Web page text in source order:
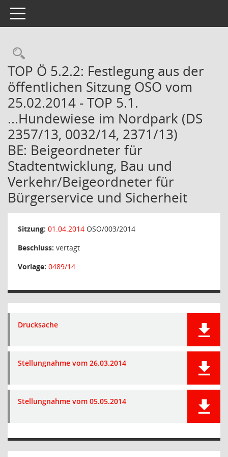
Toggle navigation
Rechercheauswahl
TOP Ö 5.2.2: Festlegung aus der
öffentlichen Sitzung OSO vom
25.02.2014 - TOP 5.1.
...Hundewiese im Nordpark (DS
2357/13, 0032/14, 2371/13)
BE: Beigeordneter für
Stadtentwicklung, Bau und
Verkehr/Beigeordneter für
Bürgerservice und Sicherheit
Sitzung: 01.04.2014 OSO/003/2014
Beschluss: vertagt
Vorlage: 0489/14
Drucksache
Stellungnahme vom 26.03.2014
Stellungnahme vom 05.05.2014